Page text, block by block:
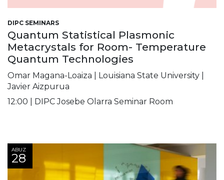
DIPC SEMINARS
Quantum Statistical Plasmonic
Metacrystals for Room- Temperature
Quantum Technologies
Omar Magana-Loaiza | Louisiana State University |
Javier Aizpurua
12:00 | DIPC Josebe Olarra Seminar Room
ABUZ
28